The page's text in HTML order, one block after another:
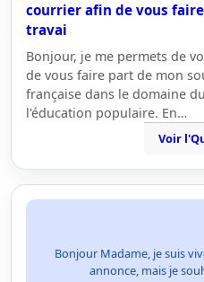
courrier afin de vous
travai
Bonjour, je me permets de
de vous faire part de mon
française dans le domaine
l'éducation populaire. En…
Voir
Bonjour Madame, je suis
annonce, mais je